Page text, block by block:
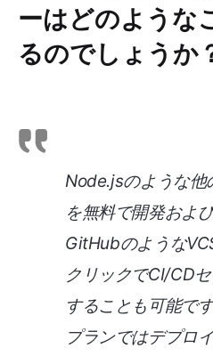
ーはどのような
るのでしょうか
Node.jsのような他
を無料で開発およ
GitHubのような
クリックでCI/CD
することも可能で
プランではデプロ